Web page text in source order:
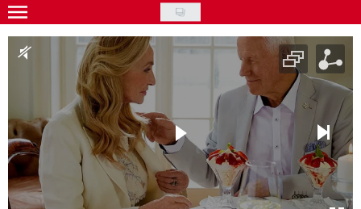
Skip
to
main
Wydarzenia
Na ekranie
Piosenka
VIVA!ART